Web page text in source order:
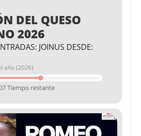
DEL QUESO
2026
JOINUS DESDE:
año (2026)
Tiempo restante